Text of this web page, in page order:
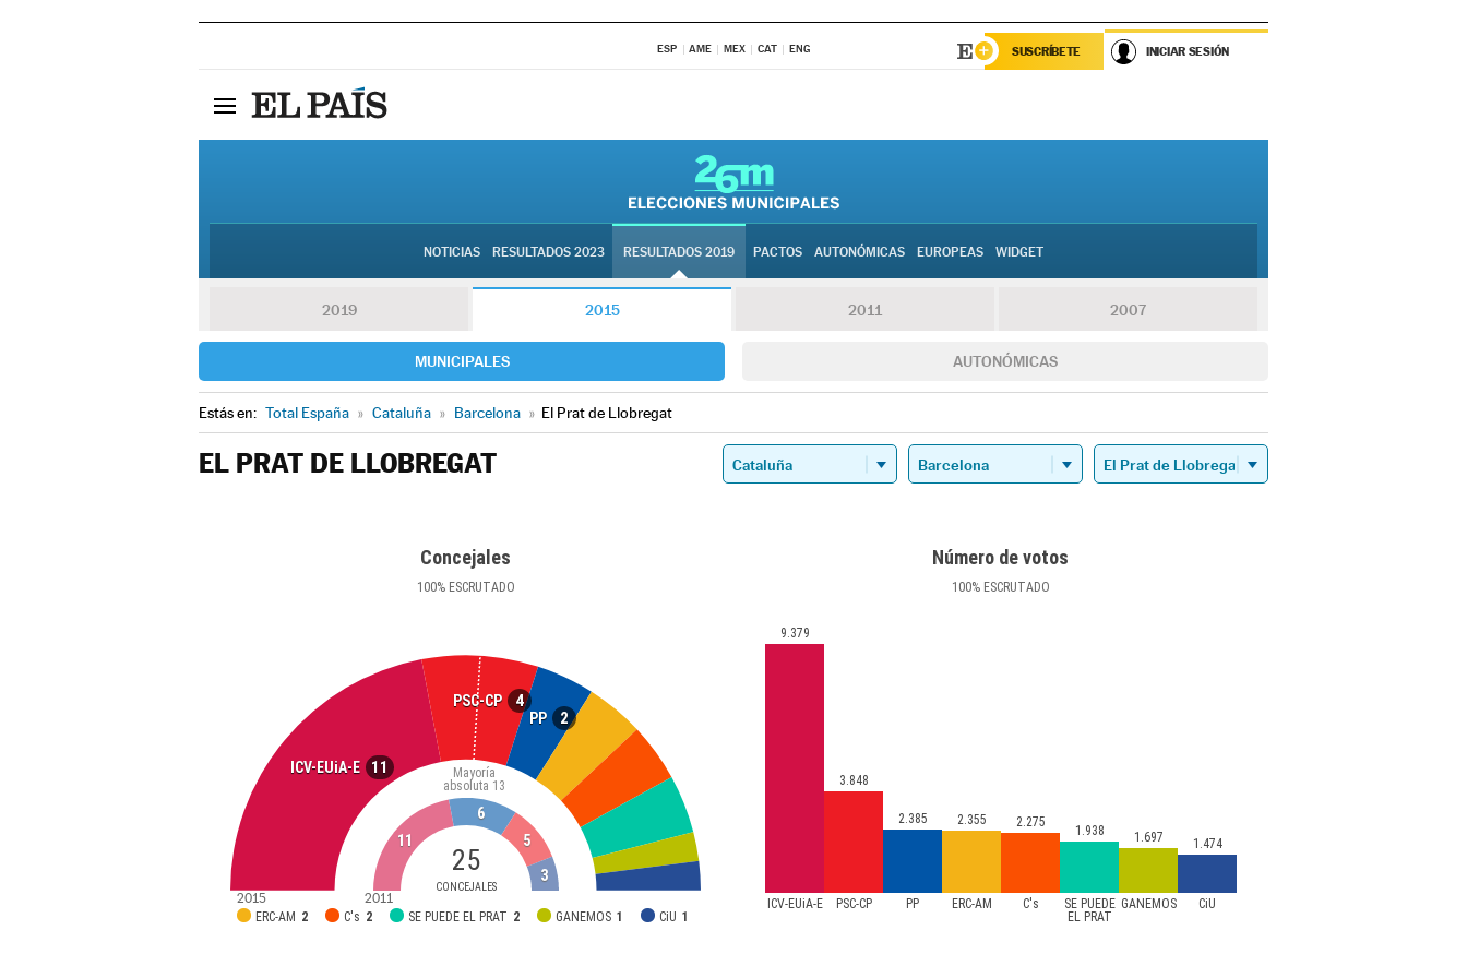
ESP AME MEX CAT ENG SUSCRÍBETE INICIAR SESIÓN
NOTICIAS RESULTADOS 2023 RESULTADOS 2019 PACTOS AUTONÓMICAS EUROPEAS WIDGET
2019 2015 2011 2007
MUNICIPALES AUTONÓMICAS
Estás en: Total España » Cataluña » Barcelona » El Prat de Llobregat
EL PRAT DE LLOBREGAT
Concejales
100%ESCRUTADO
ICV-EUiA-E 11
PSC-CP 4
PP 2
25
CONCEJALES
Mayoría
absoluta 13
ERC-AM 2 C's 2 SE PUEDE EL PRAT 2 GANEMOS 1 CiU 1
11
6
5
3
2015 2011
Número de votos
100%ESCRUTADO
ICV-EUiA-E PSC-CP PP ERC-AM C's
SE PUEDE
EL PRAT
GANEMOS CiU
9.379
3.848
2.385 2.355 2.275
1.938 1.697 1.474